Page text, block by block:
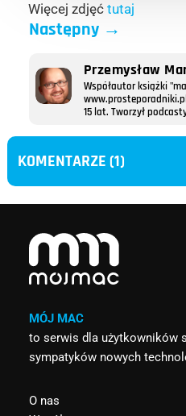
Więcej zdjęć tutaj
Następny→
Przemysław
Współautor książki
15 lat. Tworzył
KOMENTARZE (1)
MÓJ MAC
to serwis dla użytkowników
sympatyków nowych
O nas